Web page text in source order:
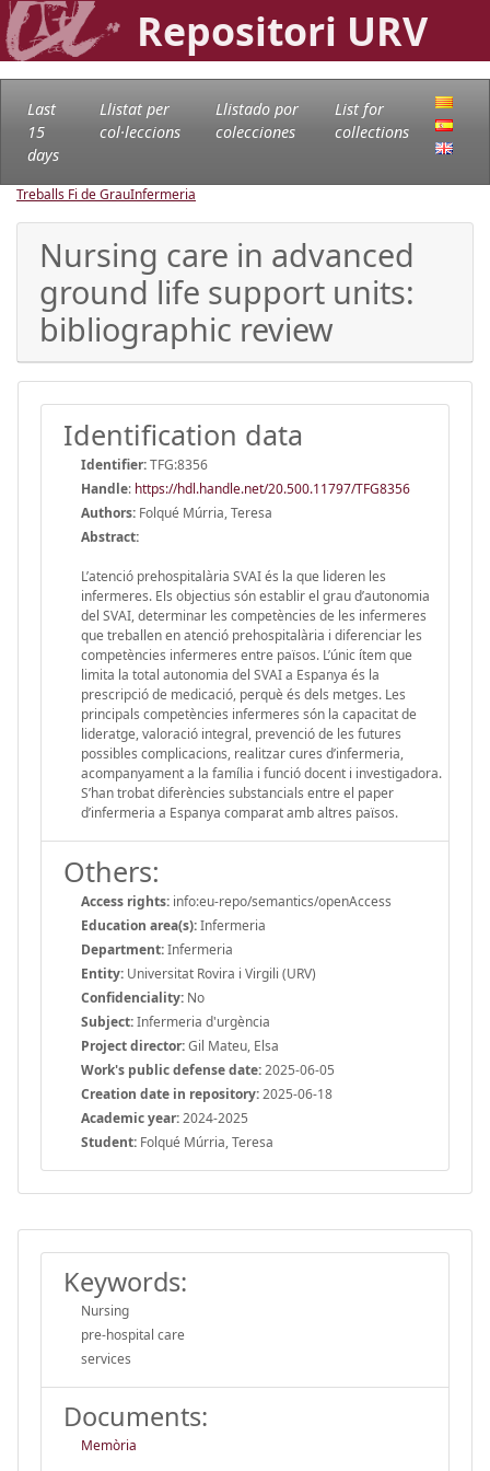
Repositori URV
Last
15
days
Llistat per
col·leccions
Llistado por
colecciones
List for
collections
Treballs Fi de GrauInfermeria
Nursing care in advanced
ground life support units:
bibliographic review
Identification data
Identifier:TFG:8356
Handle: https://hdl.handle.net/20.500.11797/TFG8356
Authors: Folqué Múrria, Teresa
Abstract:
L’atenció prehospitalària SVAI és la que lideren les
infermeres. Els objectius són establir el grau d’autonomia
del SVAI, determinar les competències de les infermeres
que treballen en atenció prehospitalària i diferenciar les
competències infermeres entre països. L’únic ítem que
limita la total autonomia del SVAI a Espanya és la
prescripció de medicació, perquè és dels metges. Les
principals competències infermeres són la capacitat de
lideratge, valoració integral, prevenció de les futures
possibles complicacions, realitzar cures d’infermeria,
acompanyament a la família i funció docent i investigadora.
S’han trobat diferències substancials entre el paper
d’infermeria a Espanya comparat amb altres països.
Others:
Access rights: info:eu-repo/semantics/openAccess
Education area(s):Infermeria
Department:Infermeria
Entity: Universitat Rovira i Virgili (URV)
Confidenciality: No
Subject:Infermeria d'urgència
Project director:Gil Mateu, Elsa
Work's public defense date:2025-06-05
Creation date in repository:2025-06-18
Academic year:2024-2025
Student: Folqué Múrria, Teresa
Keywords:
Nursing
pre-hospital care
services
Documents:
Memòria